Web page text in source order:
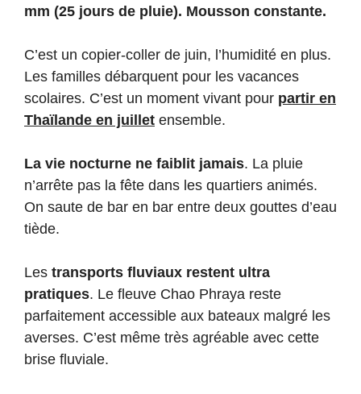
mm (25 jours de pluie). Mousson constante.
C’est un copier-coller de juin, l’humidité en plus.
Les familles débarquent pour les vacances
scolaires. C’est un moment vivant pour partir en
Thaïlande en juillet ensemble.
La vie nocturne ne faiblit jamais. La pluie
n’arrête pas la fête dans les quartiers animés.
On saute de bar en bar entre deux gouttes d’eau
tiède.
Les transports fluviaux restent ultra
pratiques. Le fleuve Chao Phraya reste
parfaitement accessible aux bateaux malgré les
averses. C’est même très agréable avec cette
brise fluviale.